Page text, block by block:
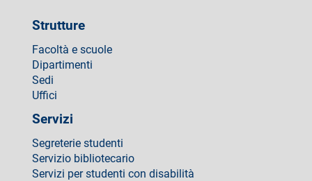
Strutture
Facoltà e scuole
Dipartimenti
Sedi
Uffici
Servizi
Segreterie studenti
Servizio bibliotecario
Servizi per studenti con disabilità